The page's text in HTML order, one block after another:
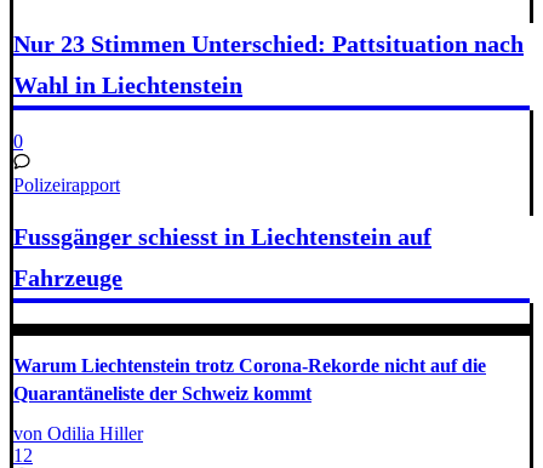
Nur 23 Stimmen Unterschied: Pattsituation nach
Wahl in Liechtenstein
0
Polizeirapport
Fussgänger schiesst in Liechtenstein auf
Fahrzeuge
Warum Liechtenstein trotz Corona-Rekorde nicht auf die
Quarantäneliste der Schweiz kommt
von Odilia Hiller
12